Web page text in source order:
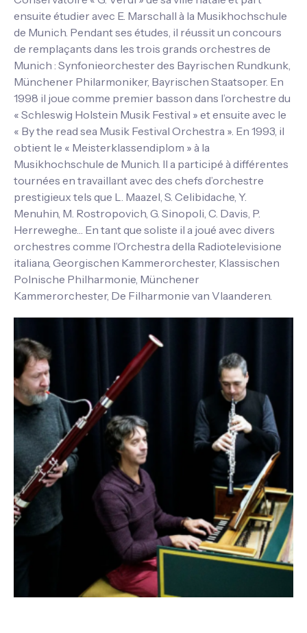
ensuite étudier avec E. Marschall à la Musikhochschule
de Munich. Pendant ses études, il réussit un concours
de remplaçants dans les trois grands orchestres de
Munich : Synfonieorchester des Bayrischen Rundkunk,
Münchener Philarmoniker, Bayrischen Staatsoper. En
1998 il joue comme premier basson dans l’orchestre du
« Schleswig Holstein Musik Festival » et ensuite avec le
« By the read sea Musik Festival Orchestra ». En 1993, il
obtient le « Meisterklassendiplom » à la
Musikhochschule de Munich. Il a participé à différentes
tournées en travaillant avec des chefs d’orchestre
prestigieux tels que L. Maazel, S. Celibidache, Y.
Menuhin, M. Rostropovich, G. Sinopoli, C. Davis, P.
Herreweghe… En tant que soliste il a joué avec divers
orchestres comme l’Orchestra della Radiotelevisione
italiana, Georgischen Kammerorchester, Klassischen
Polnische Philharmonie, Münchener
Kammerorchester, De Filharmonie van Vlaanderen.